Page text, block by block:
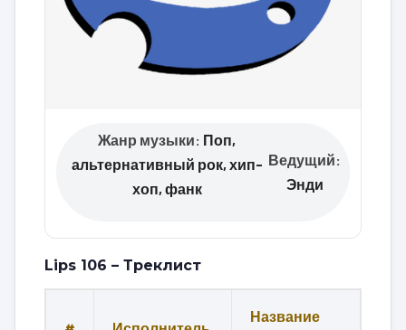
Жанр музыки: Поп,
альтернативный рок, хип-
хоп, фанк
Ведущий:
Энди
Lips 106 – Треклист
Название